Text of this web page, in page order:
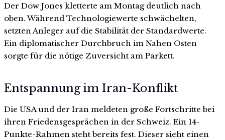
Der Dow Jones kletterte am Montag deutlich nach
oben. Während Technologiewerte schwächelten,
setzten Anleger auf die Stabilität der Standardwerte.
Ein diplomatischer Durchbruch im Nahen Osten
sorgte für die nötige Zuversicht am Parkett.
Entspannung im Iran-Konflikt
Die USA und der Iran meldeten große Fortschritte bei
ihren Friedensgesprächen in der Schweiz. Ein 14-
Punkte-Rahmen steht bereits fest. Dieser sieht einen